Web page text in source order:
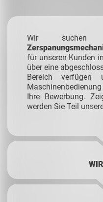
Wir suchen
für unseren Kunden
über eine
Bereich
Ihre Bewerbung.
werden Sie Teil